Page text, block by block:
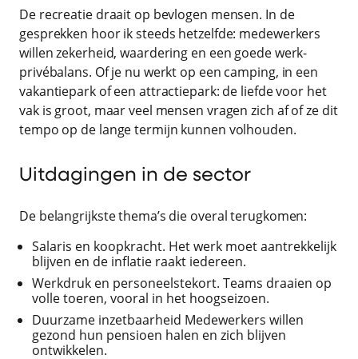
De recreatie draait op bevlogen mensen. In de
gesprekken hoor ik steeds hetzelfde: medewerkers
willen zekerheid, waardering en een goede werk-
privébalans. Of je nu werkt op een camping, in een
vakantiepark of een attractiepark: de liefde voor het
vak is groot, maar veel mensen vragen zich af of ze dit
tempo op de lange termijn kunnen volhouden.
Uitdagingen in de sector
De belangrijkste thema’s die overal terugkomen:
Salaris en koopkracht. Het werk moet aantrekkelijk
blijven en de inflatie raakt iedereen.
Werkdruk en personeelstekort. Teams draaien op
volle toeren, vooral in het hoogseizoen.
Duurzame inzetbaarheid Medewerkers willen
gezond hun pensioen halen en zich blijven
ontwikkelen.